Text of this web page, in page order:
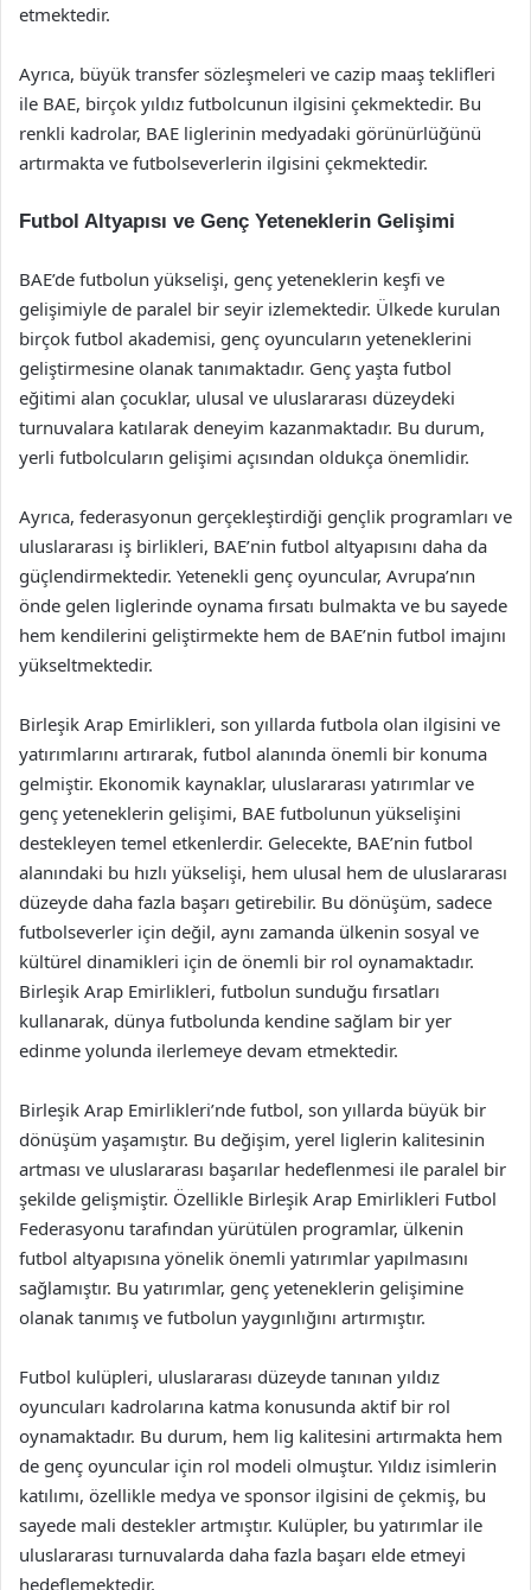
etmektedir.
Ayrıca, büyük transfer sözleşmeleri ve cazip maaş teklifleri
ile BAE, birçok yıldız futbolcunun ilgisini çekmektedir. Bu
renkli kadrolar, BAE liglerinin medyadaki görünürlüğünü
artırmakta ve futbolseverlerin ilgisini çekmektedir.
Futbol Altyapısı ve Genç Yeteneklerin Gelişimi
BAE’de futbolun yükselişi, genç yeteneklerin keşfi ve
gelişimiyle de paralel bir seyir izlemektedir. Ülkede kurulan
birçok futbol akademisi, genç oyuncuların yeteneklerini
geliştirmesine olanak tanımaktadır. Genç yaşta futbol
eğitimi alan çocuklar, ulusal ve uluslararası düzeydeki
turnuvalara katılarak deneyim kazanmaktadır. Bu durum,
yerli futbolcuların gelişimi açısından oldukça önemlidir.
Ayrıca, federasyonun gerçekleştirdiği gençlik programları ve
uluslararası iş birlikleri, BAE’nin futbol altyapısını daha da
güçlendirmektedir. Yetenekli genç oyuncular, Avrupa’nın
önde gelen liglerinde oynama fırsatı bulmakta ve bu sayede
hem kendilerini geliştirmekte hem de BAE’nin futbol imajını
yükseltmektedir.
Birleşik Arap Emirlikleri, son yıllarda futbola olan ilgisini ve
yatırımlarını artırarak, futbol alanında önemli bir konuma
gelmiştir. Ekonomik kaynaklar, uluslararası yatırımlar ve
genç yeteneklerin gelişimi, BAE futbolunun yükselişini
destekleyen temel etkenlerdir. Gelecekte, BAE’nin futbol
alanındaki bu hızlı yükselişi, hem ulusal hem de uluslararası
düzeyde daha fazla başarı getirebilir. Bu dönüşüm, sadece
futbolseverler için değil, aynı zamanda ülkenin sosyal ve
kültürel dinamikleri için de önemli bir rol oynamaktadır.
Birleşik Arap Emirlikleri, futbolun sunduğu fırsatları
kullanarak, dünya futbolunda kendine sağlam bir yer
edinme yolunda ilerlemeye devam etmektedir.
Birleşik Arap Emirlikleri’nde futbol, son yıllarda büyük bir
dönüşüm yaşamıştır. Bu değişim, yerel liglerin kalitesinin
artması ve uluslararası başarılar hedeflenmesi ile paralel bir
şekilde gelişmiştir. Özellikle Birleşik Arap Emirlikleri Futbol
Federasyonu tarafından yürütülen programlar, ülkenin
futbol altyapısına yönelik önemli yatırımlar yapılmasını
sağlamıştır. Bu yatırımlar, genç yeteneklerin gelişimine
olanak tanımış ve futbolun yaygınlığını artırmıştır.
Futbol kulüpleri, uluslararası düzeyde tanınan yıldız
oyuncuları kadrolarına katma konusunda aktif bir rol
oynamaktadır. Bu durum, hem lig kalitesini artırmakta hem
de genç oyuncular için rol modeli olmuştur. Yıldız isimlerin
katılımı, özellikle medya ve sponsor ilgisini de çekmiş, bu
sayede mali destekler artmıştır. Kulüpler, bu yatırımlar ile
uluslararası turnuvalarda daha fazla başarı elde etmeyi
hedeflemektedir.